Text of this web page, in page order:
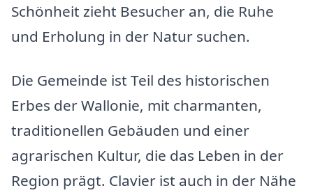
Schönheit zieht Besucher an, die Ruhe
und Erholung in der Natur suchen.
Die Gemeinde ist Teil des historischen
Erbes der Wallonie, mit charmanten,
traditionellen Gebäuden und einer
agrarischen Kultur, die das Leben in der
Region prägt. Clavier ist auch in der Nähe